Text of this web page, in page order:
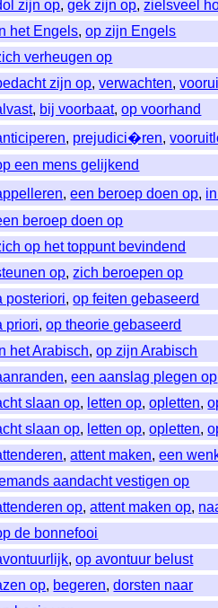
zijn op,gek zijn op,zielsveel
het Engels,op zijn Engels
verheugen op
zijn op,verwachten,
, bij voorbaat,op voorhand
, prejudici�ren,
een mens gelijkend
,een beroep doen op,
beroep doen op
op het toppunt bevindend
op,zich beroepen op
posteriori,op feiten gebaseerd
priori,op theorie gebaseerd
het Arabisch,op zijn Arabisch
,een aanslag plegen op
slaan op, letten op,opletten,
slaan op, letten op,opletten,
,attent maken,een
aandacht vestigen op
op,attent maken op,
de bonnefooi
,op avontuur belust
op, begeren,dorsten naar